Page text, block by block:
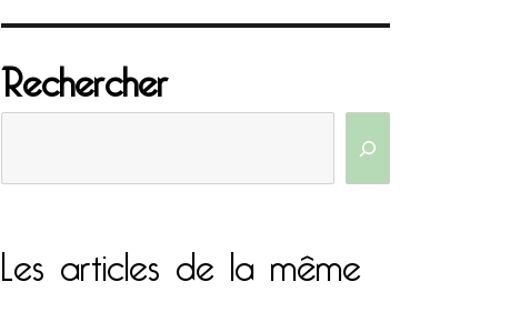
Rechercher
Les articles de la même